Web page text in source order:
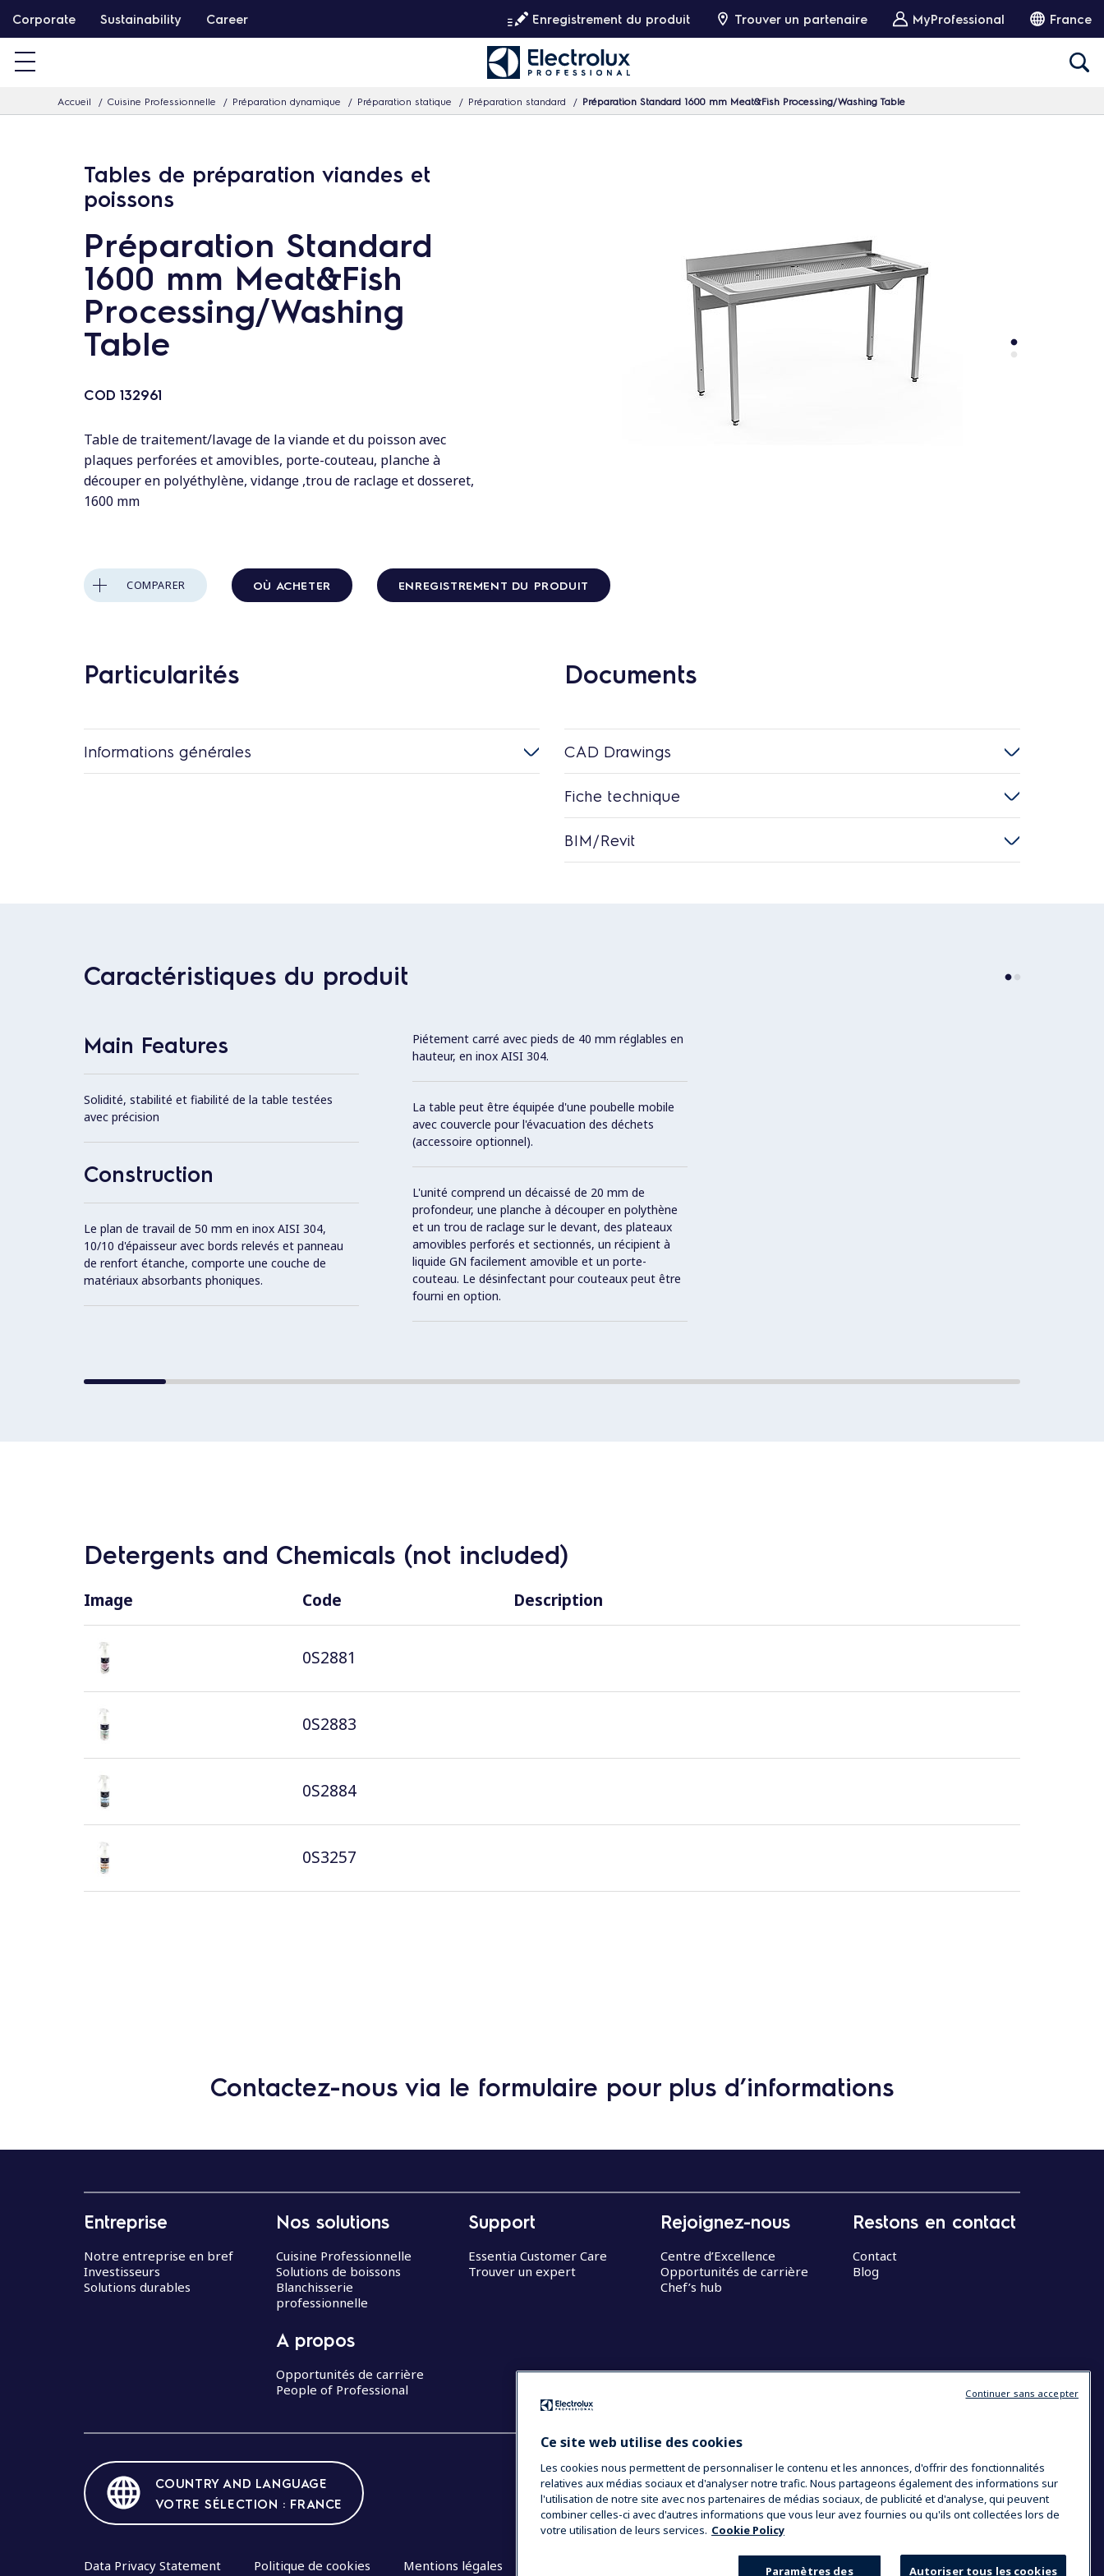
a
Corporate Sustainability Career Enregistrement du produit Trouver un partenaire MyProfessional France
Accueil Cuisine Professionnelle Préparation dynamique Préparation statique Préparation standard Préparation Standard 1600 mm Meat&Fish Processing/Washing Table
Tables de préparation viandes et
poissons
Préparation Standard
1600 mm Meat&Fish
Processing/Washing
Table
COD 132961
Table de traitement/lavage de la viande et du poisson avec
plaques perforées et amovibles, porte-couteau, planche à
découper en polyéthylène, vidange ,trou de raclage et dosseret,
1600 mm
COMPARER OÙ ACHETER ENREGISTREMENT DU PRODUIT
Particularités
Informations générales
Documents
CAD Drawings
Fiche technique
BIM/Revit
Caractéristiques du produit
Main Features
Solidité, stabilité et fiabilité de la table testées
avec précision
Construction
Le plan de travail de 50 mm en inox AISI 304,
10/10 d'épaisseur avec bords relevés et panneau
de renfort étanche, comporte une couche de
matériaux absorbants phoniques.
Piétement carré avec pieds de 40 mm réglables en
hauteur, en inox AISI 304.
La table peut être équipée d'une poubelle mobile
avec couvercle pour l'évacuation des déchets
(accessoire optionnel).
L'unité comprend un décaissé de 20 mm de
profondeur, une planche à découper en polythène
et un trou de raclage sur le devant, des plateaux
amovibles perforés et sectionnés, un récipient à
liquide GN facilement amovible et un porte-
couteau. Le désinfectant pour couteaux peut être
fourni en option.
Detergents and Chemicals (not included)
Image Code Description
0S2881
0S2883
0S2884
0S3257
Contactez-nous via le formulaire pour plus d’informations
Entreprise
Notre entreprise en bref
Investisseurs
Solutions durables
Nos solutions
Cuisine Professionnelle
Solutions de boissons
Blanchisserie
professionnelle
A propos
Opportunités de carrière
People of Professional
Support
Essentia Customer Care
Trouver un expert
Rejoignez-nous
Centre d’Excellence
Opportunités de carrière
Chef’s hub
Restons en contact
Contact
Blog
COUNTRY AND LANGUAGE
VOTRE SÉLECTION : FRANCE
Data Privacy Statement Politique de cookies Mentions légales
Ce site web utilise des cookies
Les cookies nous permettent de personnaliser le contenu et les annonces, d'offrir des fonctionnalités
relatives aux médias sociaux et d'analyser notre trafic. Nous partageons également des informations sur
l'utilisation de notre site avec nos partenaires de médias sociaux, de publicité et d'analyse, qui peuvent
combiner celles-ci avec d'autres informations que vous leur avez fournies ou qu'ils ont collectées lors de
votre utilisation de leurs services. Cookie Policy
Autoriser tous les cookies
Paramètres des
Continuer sans accepter